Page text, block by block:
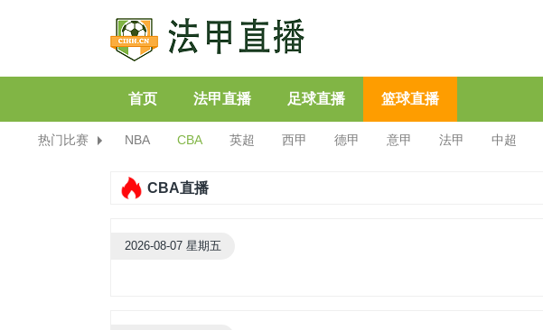
首页 法甲直播 足球直播 篮球直播
热门比赛 NBA CBA 英超 西甲 德甲 意甲 法甲 中超
CBA直播
2026-08-07 星期五